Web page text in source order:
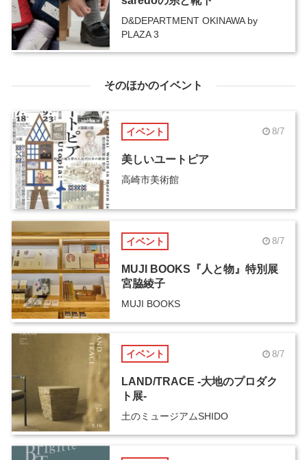
D&DEPARTMENT OKINAWA by
PLAZA 3
そのほかのイベント
イベント 8/7
美しいユートピア
高崎市美術館
イベント 8/7
MUJI BOOKS『人と物』特別展
宮脇綾子
MUJI BOOKS
イベント 8/7
LAND/TRACE -大地のプロダク
ト展-
土のミュージアムSHIDO